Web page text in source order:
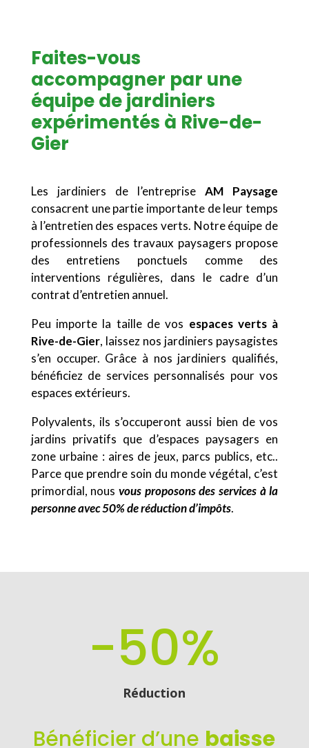
Faites-vous
accompagner par une
équipe de jardiniers
expérimentés à Rive-de-
Gier
Les jardiniers de l’entrepriseAM Paysage
consacrent une partie importante de leur temps
à l’entretien des espaces verts. Notre équipe de
professionnels des travaux paysagers propose
des entretiens ponctuels comme des
interventions régulières, dans le cadre d’un
contrat d’entretien annuel.
Peu importe la taille de vos espaces verts à
Rive-de-Gier, laissez nos jardiniers paysagistes
s’en occuper. Grâce à nos jardiniers qualifiés,
bénéficiez de services personnalisés pour vos
espaces extérieurs.
Polyvalents, ils s’occuperont aussi bien de vos
jardins privatifs que d’espaces paysagers en
zone urbaine : aires de jeux, parcs publics, etc..
Parce que prendre soin du monde végétal, c’est
primordial, nousvous proposons des services à la
personne avec 50% de réduction d’impôts.
-50%
Réduction
Bénéficier d’une baisse